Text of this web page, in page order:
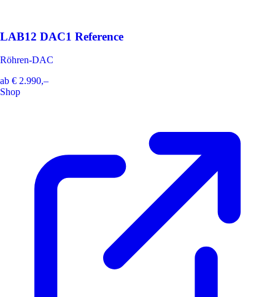
LAB12 DAC1 Reference
Röhren-DAC
ab € 2.990,–
Shop